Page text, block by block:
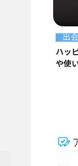
出
ハッ
や使